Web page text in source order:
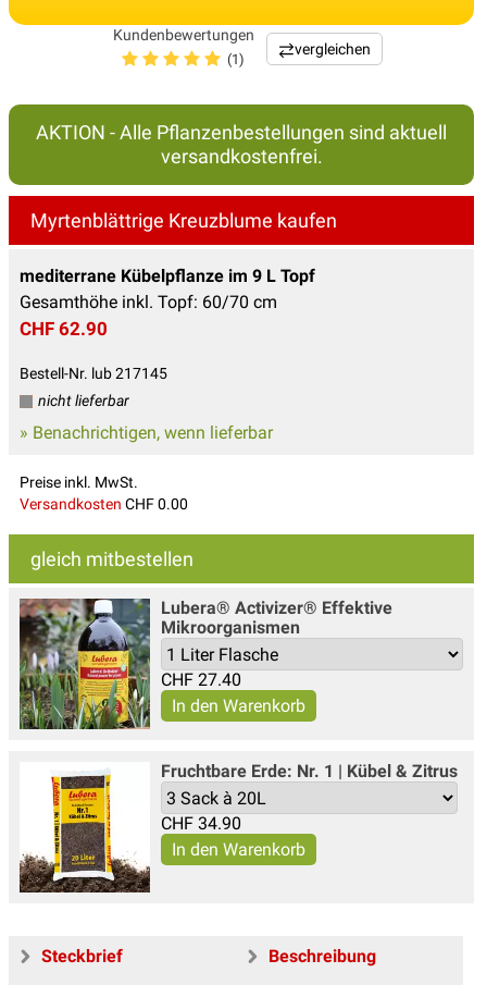
Kundenbewertungen
(1)
vergleichen
AKTION - Alle Pflanzenbestellungen sind aktuell
versandkostenfrei.
Myrtenblättrige Kreuzblume kaufen
mediterrane Kübelpflanze im 9 L Topf
Gesamthöhe inkl. Topf: 60/70 cm
CHF 62.90
Bestell-Nr. lub 217145
nicht lieferbar
» Benachrichtigen, wenn lieferbar
Preise inkl. MwSt.
Versandkosten CHF 0.00
gleich mitbestellen
Lubera® Activizer® Effektive
Mikroorganismen
CHF 27.40
Fruchtbare Erde: Nr. 1 | Kübel & Zitrus
CHF 34.90
Steckbrief
Beschreibung